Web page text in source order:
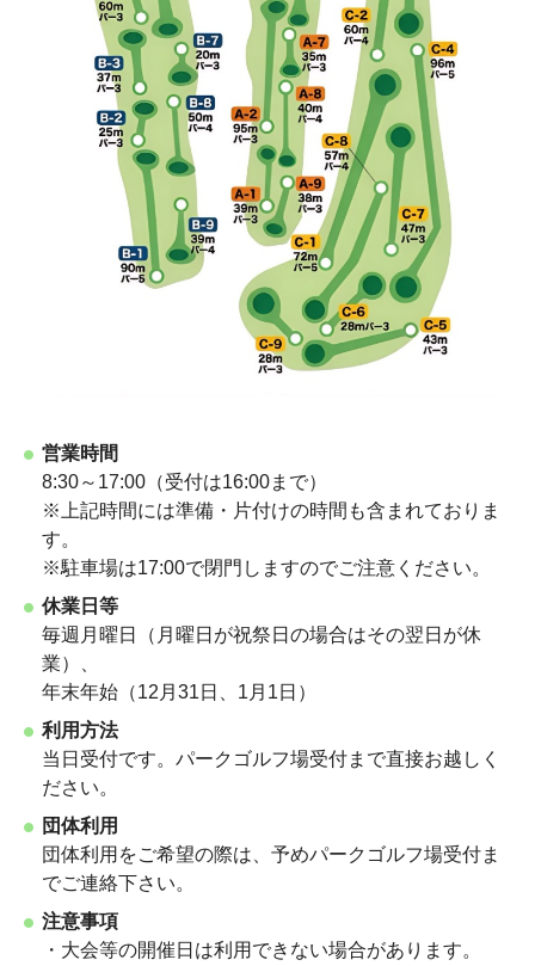
営業時間
8:30～17:00（受付は16:00まで）
※上記時間には準備・片付けの時間も含まれておりま
す。
※駐車場は17:00で閉門しますのでご注意ください。
休業日等
毎週月曜日（月曜日が祝祭日の場合はその翌日が休
業）、
年末年始（12月31日、1月1日）
利用方法
当日受付です。パークゴルフ場受付まで直接お越しく
ださい。
団体利用
団体利用をご希望の際は、予めパークゴルフ場受付ま
でご連絡下さい。
注意事項
・大会等の開催日は利用できない場合があります。